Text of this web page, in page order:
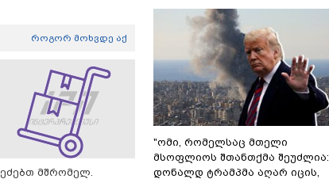
როგორ მოხვდე აქ
მშრომელ.
"ომი, რომელსაც მთელი
მსოფლიოს შთანთქმა შეუძლია:
დონალდ ტრამპმა აღარ იცის,